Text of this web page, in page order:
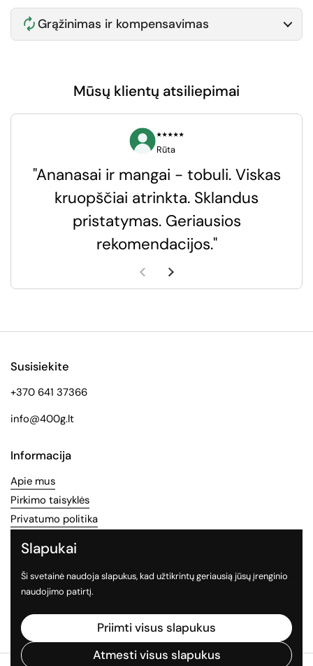
Grąžinimas ir kompensavimas
Mūsų klientų atsiliepimai
⭑⭑⭑⭑⭑
Rūta
"Ananasai ir mangai - tobuli. Viskas
kruopščiai atrinkta. Sklandus
pristatymas. Geriausios
rekomendacijos."
Ankstesnė skaidrė
Kita skaidrė
Susisiekite
+370 641 37366
info@400g.lt
Informacija
Apie mus
Pirkimo taisyklės
Privatumo politika
Socialinės medijos
Sekite mus socialiniuose tinkluose
Facebook
Slapukai
Ši svetainė naudoja slapukus, kad užtikrintų geriausią jūsų įrenginio
naudojimo patirtį.
Priimti visus slapukus
Atmesti visus slapukus